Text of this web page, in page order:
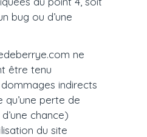
bug ou d’une
ne
être tenu
indirects
perte de
chance)
du site